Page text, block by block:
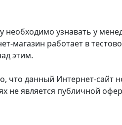
необходимо узнавать у
магазин работает в
этим.
что данный Интернет-сайт
не является публичной